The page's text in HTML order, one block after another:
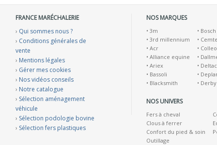
FRANCE MARÉCHALERIE
› Qui sommes nous ?
› Conditions générales de
vente
› Mentions légales
› Gérer mes cookies
› Nos vidéos conseils
› Notre catalogue
› Sélection aménagement
véhicule
› Sélection podologie bovine
› Sélection fers plastiques
NOS MARQUES
• 3m
• 3rd millennium
• Acr
• Alliance equine
• Ariex
• Bassoli
• Blacksmith
• Bosch
•
•
•
•
•
• Derby
NOS UNIVERS
Fers à cheval
Clous à ferrer
Confort du pied & soin
Outillage